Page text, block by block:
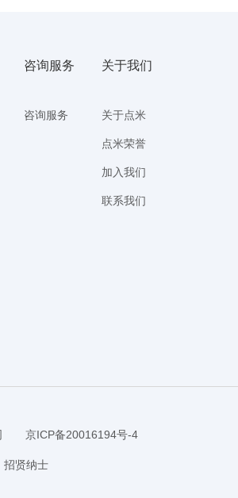
咨询服务
咨询服务
关于我们
关于点米
点米荣誉
加入我们
联系我们
京ICP备20016194号-4
招贤纳士